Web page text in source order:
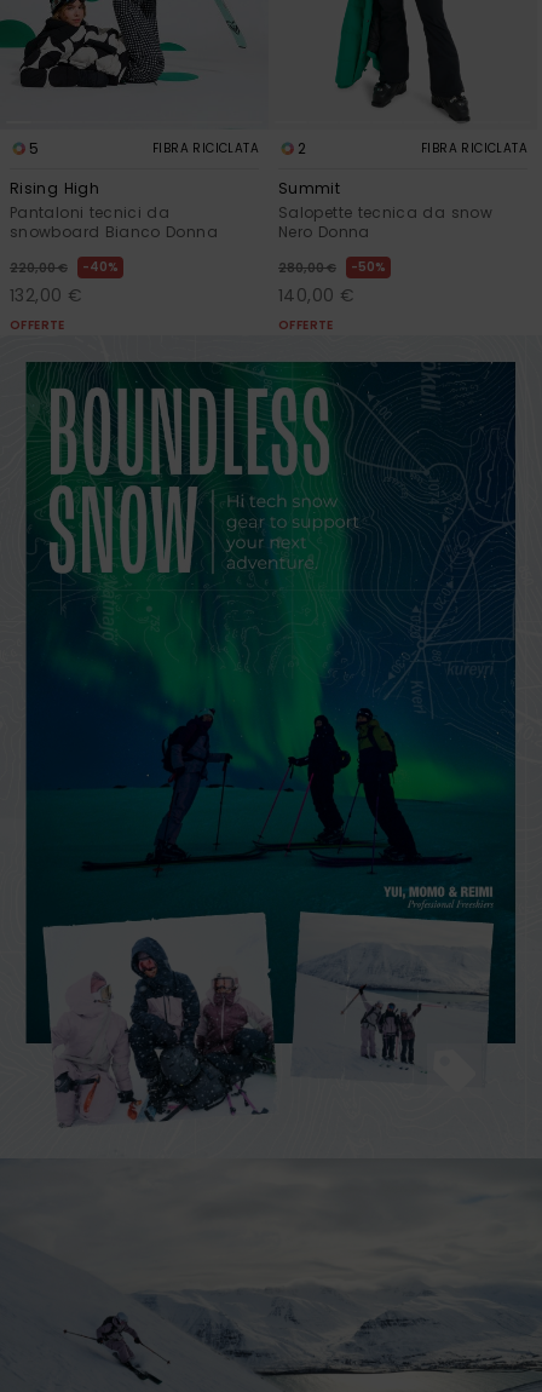
5 FIBRA RICICLATA
Rising High
Pantaloni tecnici da
snowboard Bianco Donna
220,00 € 40%
132,00 €
OFFERTE
2 FIBRA RICICLATA
Summit
Salopette tecnica da snow
Nero Donna
280,00 € 50%
140,00 €
OFFERTE